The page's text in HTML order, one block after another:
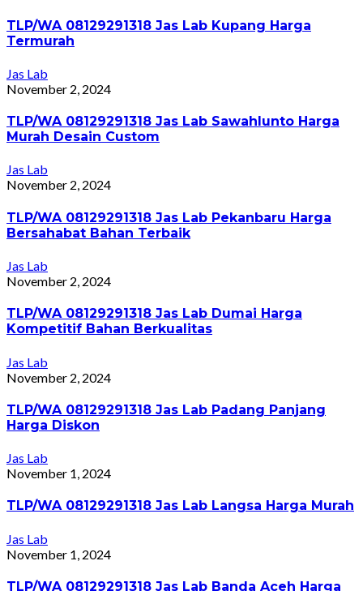
TLP/WA 08129291318 Jas Lab Kupang Harga
Termurah
Jas Lab
November 2, 2024
TLP/WA 08129291318 Jas Lab Sawahlunto Harga
Murah Desain Custom
Jas Lab
November 2, 2024
TLP/WA 08129291318 Jas Lab Pekanbaru Harga
Bersahabat Bahan Terbaik
Jas Lab
November 2, 2024
TLP/WA 08129291318 Jas Lab Dumai Harga
Kompetitif Bahan Berkualitas
Jas Lab
November 2, 2024
TLP/WA 08129291318 Jas Lab Padang Panjang
Harga Diskon
Jas Lab
November 1, 2024
TLP/WA 08129291318 Jas Lab Langsa Harga Murah
Jas Lab
November 1, 2024
TLP/WA 08129291318 Jas Lab Banda Aceh Harga